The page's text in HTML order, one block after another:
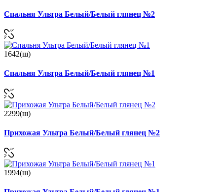
Спальня Ультра Белый/Белый глянец №2
1642(ш)
Спальня Ультра Белый/Белый глянец №1
2299(ш)
Прихожая Ультра Белый/Белый глянец №2
1994(ш)